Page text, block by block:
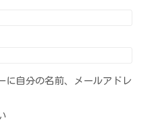
に自分の名前、メールアドレ